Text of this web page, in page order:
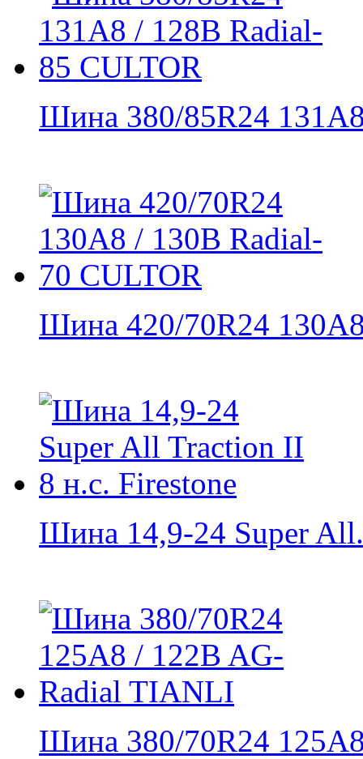
Шина 380/85R24
Шина 420/70R24
Шина 14,9-24 Super
Шина 380/70R24